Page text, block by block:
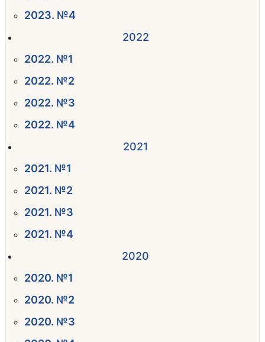
2023. №4
2022
2022. №1
2022. №2
2022. №3
2022. №4
2021
2021. №1
2021. №2
2021. №3
2021. №4
2020
2020. №1
2020. №2
2020. №3